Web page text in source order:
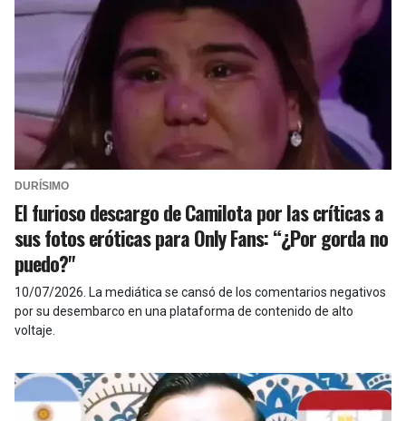
DURÍSIMO
El furioso descargo de Camilota por las críticas a
sus fotos eróticas para Only Fans: “¿Por gorda no
puedo?"
10/07/2026 La mediática se cansó de los comentarios negativos
por su desembarco en una plataforma de contenido de alto
voltaje.